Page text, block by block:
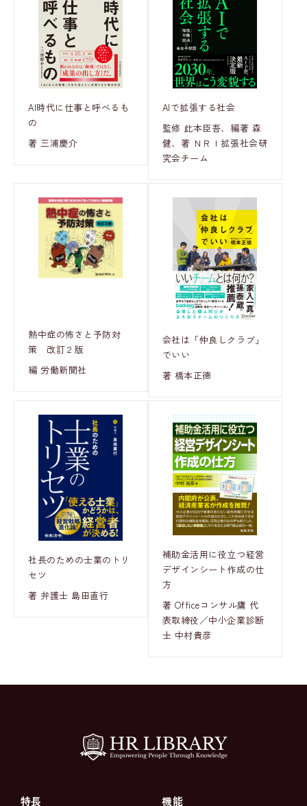
AI時代に仕事と呼べるも
の
著 三浦慶介
AIで拡張する社会
監修 此本臣吾、編著 森
健、著 ＮＲＩ拡張社会研
究会チーム
熱中症の怖さと予防対
策 改訂２版
編 労働新聞社
会社は「仲良しクラブ」
でいい
著 橋本正徳
社長のための士業のトリ
セツ
著 弁護士 島田直行
補助金活用に役立つ経営
デザインシート作成の仕
方
著 Officeコンサル鷹 代
表取締役／中小企業診断
士 中村貴彦
特長 機能